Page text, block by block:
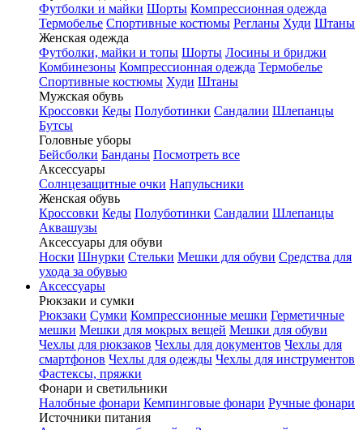
Футболки и майки Шорты Компрессионная одежда
Термобелье Спортивные костюмы Регланы Худи Штаны
Женская одежда
Футболки, майки и топы Шорты Лосины и бриджи
Комбинезоны Компрессионная одежда Термобелье
Спортивные костюмы Худи Штаны
Мужская обувь
Кроссовки Кеды Полуботинки Сандалии Шлепанцы
Бутсы
Головные уборы
Бейсболки Банданы Посмотреть все
Аксессуары
Солнцезащитные очки Напульсники
Женская обувь
Кроссовки Кеды Полуботинки Сандалии Шлепанцы
Аквашузы
Аксессуары для обуви
Носки Шнурки Стельки Мешки для обуви Средства для
ухода за обувью
Аксессуары
Рюкзаки и сумки
Рюкзаки Сумки Компрессионные мешки Герметичные
мешки Мешки для мокрых вещей Мешки для обуви
Чехлы для рюкзаков Чехлы для документов Чехлы для
смартфонов Чехлы для одежды Чехлы для инструментов
Фастексы, пряжки
Фонари и светильники
Налобные фонари Кемпинговые фонари Ручные фонари
Источники питания